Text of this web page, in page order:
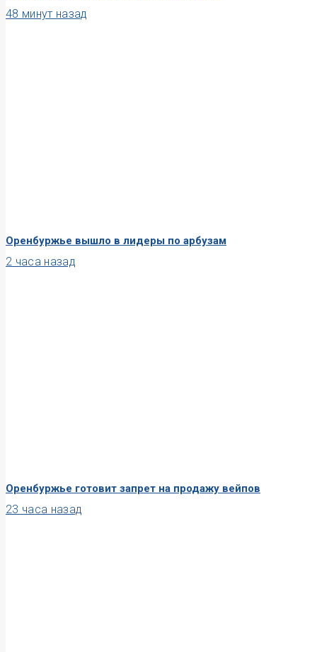
48 минут назад
Оренбуржье вышло в лидеры по арбузам
2 часа назад
Оренбуржье готовит запрет на продажу вейпов
23 часа назад